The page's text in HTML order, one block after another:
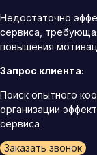
Недостаточно
сервиса,
повышения
Запрос клиента:
Поиск опытного
организации
сервиса
Заказать звонок